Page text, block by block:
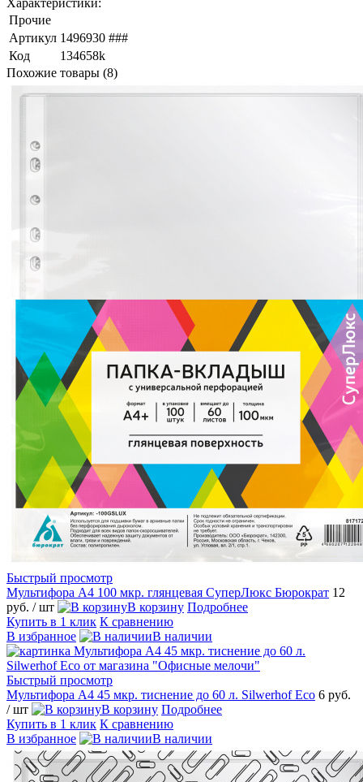
Прочие
Артикул 1496930 ###
Код
134658k
Похожие товары (8)
Быстрый просмотр
Мультифора А4 100 мкр. глянцевая СуперЛюкс Бюрократ 12
руб. / шт В корзину Подробнее
Купить в 1 клик К сравнению
В избранное
В наличии
Быстрый просмотр
Мультифора А4 45 мкр. тиснение до 60 л. Silwerhof Eco 6 руб.
/ шт
В корзину Подробнее
Купить в 1 клик К сравнению
В избранное
В наличии